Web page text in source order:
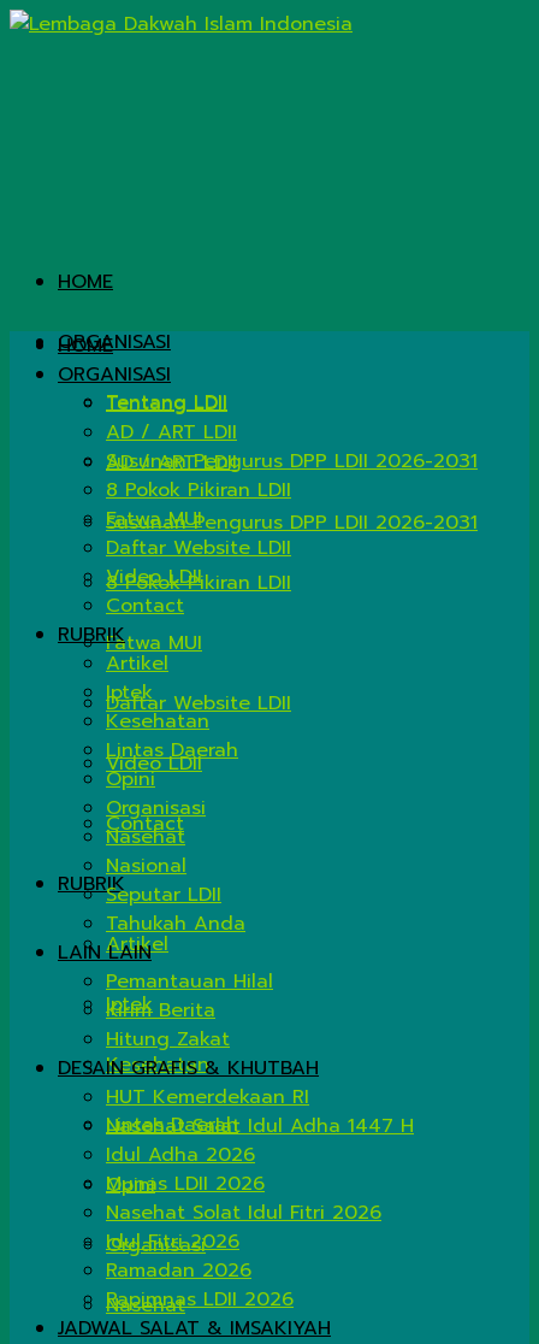
HOME
ORGANISASI
Tentang LDII
AD / ART LDII
Susunan Pengurus DPP LDII 2026-2031
8 Pokok Pikiran LDII
Fatwa MUI
Daftar Website LDII
Video LDII
Contact
RUBRIK
Artikel
Iptek
Kesehatan
Lintas Daerah
Opini
Organisasi
Nasehat
HOME
ORGANISASI
Tentang LDII
AD / ART LDII
Susunan Pengurus DPP LDII 2026-2031
8 Pokok Pikiran LDII
Fatwa MUI
Daftar Website LDII
Video LDII
Contact
RUBRIK
Artikel
Iptek
Kesehatan
Lintas Daerah
Opini
Organisasi
Nasehat
Nasional
Seputar LDII
Tahukah Anda
LAIN LAIN
Pemantauan Hilal
Kirim Berita
Hitung Zakat
DESAIN GRAFIS & KHUTBAH
HUT Kemerdekaan RI
Nasehat Salat Idul Adha 1447 H
Idul Adha 2026
Munas LDII 2026
Nasehat Solat Idul Fitri 2026
Idul Fitri 2026
Ramadan 2026
Rapimnas LDII 2026
JADWAL SALAT & IMSAKIYAH